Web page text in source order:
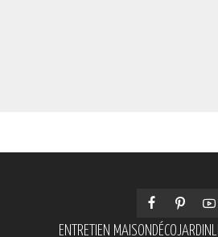
ENTRETIEN MAISON DÉCOJARDIN